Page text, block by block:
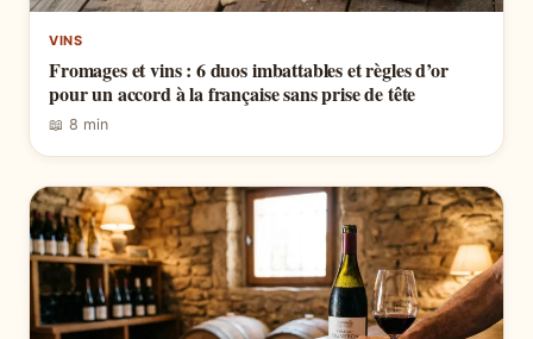
VINS
Fromages et vins : 6 duos imbattables et règles d’or
pour un accord à la française sans prise de tête
📖 8 min